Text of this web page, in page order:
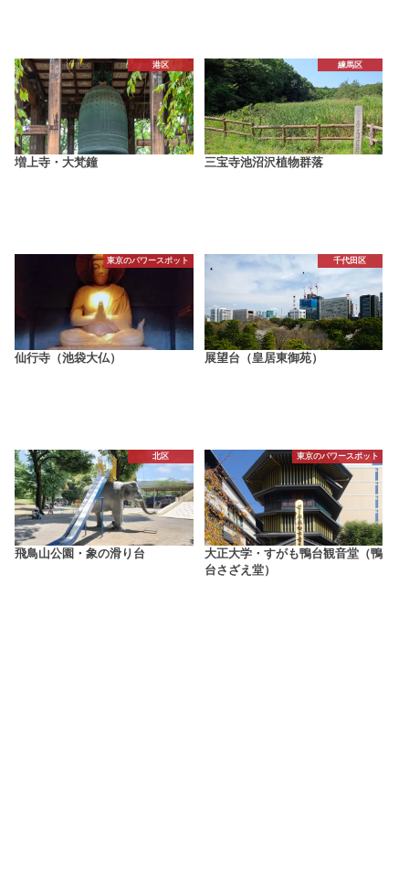
港区
増上寺・大梵鐘
練馬区
三宝寺池沼沢植物群落
東京のパワースポット
仙行寺（池袋大仏）
千代田区
展望台（皇居東御苑）
北区
飛鳥山公園・象の滑り台
東京のパワースポット
大正大学・すがも鴨台観音堂（鴨
台さざえ堂）